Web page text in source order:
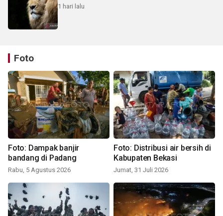
1 hari lalu
Foto
Foto: Dampak banjir
bandang di Padang
Rabu, 5 Agustus 2026
Foto: Distribusi air bersih di
Kabupaten Bekasi
Jumat, 31 Juli 2026